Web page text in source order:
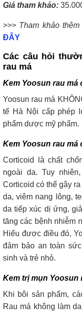
Giá tham khảo:
>>> Tham khảo
ĐÂY
Các câu hỏi
rau má
Kem Yoosun rau
Yoosun rau má
tế Hà Nội cấp phép
phẩm dược mỹ phẩm.
Kem Yoosun rau
Corticoid là chất
ngoài da. Tuy
Corticoid có thể gây
da, viêm nang lông,
da tiếp xúc dị ứng,
tăng các bệnh nhiễm
Hiểu được điều đó,
đảm bảo an toàn
sinh và trẻ nhỏ.
Kem trị mụn Yoosun
Khi bôi sản phẩm,
Rau má không làm